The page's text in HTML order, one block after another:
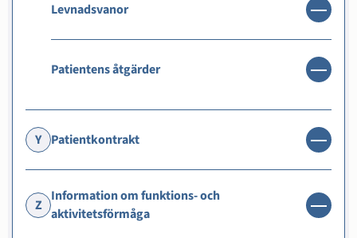
Levnadsvanor
Patientens åtgärder
Y Patientkontrakt
Z
Information om funktions- och
aktivitetsförmåga